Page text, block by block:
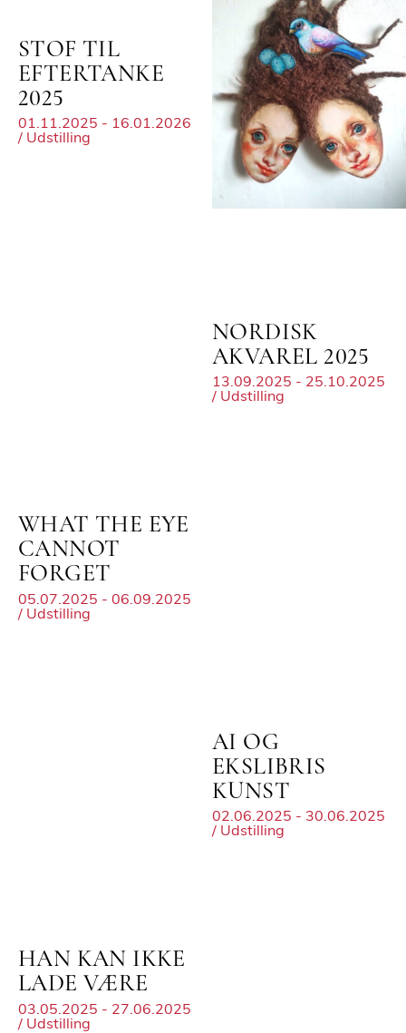
STOF TIL
EFTERTANKE
2025
01.11.2025 - 16.01.2026
/ Udstilling
NORDISK
AKVAREL 2025
13.09.2025 - 25.10.2025
/ Udstilling
WHAT THE EYE
CANNOT
FORGET
05.07.2025 - 06.09.2025
/ Udstilling
AI OG
EKSLIBRIS
KUNST
02.06.2025 - 30.06.2025
/ Udstilling
HAN KAN IKKE
LADE VÆRE
03.05.2025 - 27.06.2025
/ Udstilling